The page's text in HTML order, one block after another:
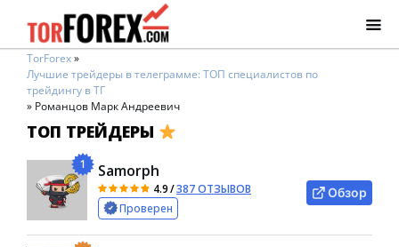
TorForex»
Лучшие трейдеры в телеграмме: ТОП специалистов по
трейдингу в ТГ
» Романцов Марк Андреевич
ТОП ТРЕЙДЕРЫ
1 Samorph
4.9/387 ОТЗЫВОВ
Проверен
Обзор